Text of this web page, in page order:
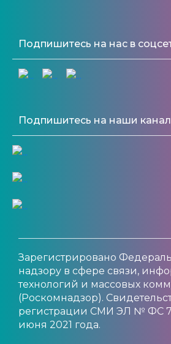
Подпишитесь на нас в
Подпишитесь на наши
Зарегистрировано
надзору в сфере связи,
технологий и массовых
(Роскомнадзор).
регистрации СМИ ЭЛ № ФС
июня 2021 года.